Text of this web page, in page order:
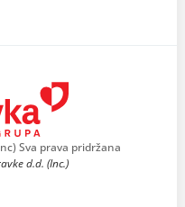
Sva prava pridržana
d.d. (Inc.)